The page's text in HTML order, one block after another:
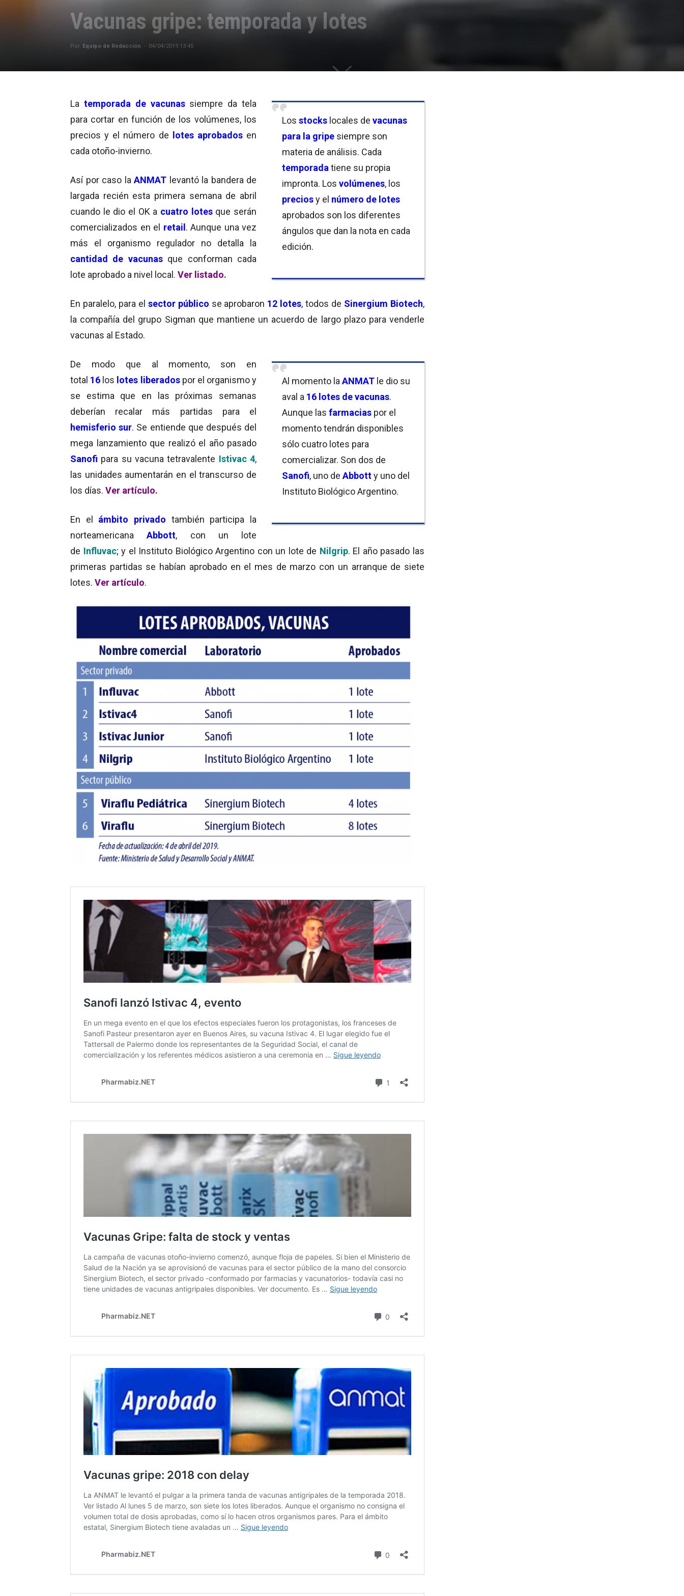
Vacunas gripe: temporada y lotes
Por Equipo de Redacción - 04/04/2019 13:45
Los stocks locales de vacunas
para la gripe siempre son
materia de análisis. Cada
temporada tiene su propia
impronta. Los volúmenes, los
preciosy el número de lotes
aprobados son los diferentes
ángulos que dan la nota en cada
edición.
La temporada de vacunassiempre da tela
para cortar en función de los volúmenes, los
precios y el número de lotes aprobadosen
cada otoño-invierno.
Así por caso la ANMAT levantó la bandera de
largada recién esta primera semana de abril
cuando le dio el OK a cuatro lotes que serán
comercializados en el retail. Aunque una vez
más el organismo regulador no detalla la
cantidad de vacunasque conforman cada
lote aprobado a nivel local. Ver listado.
En paralelo, para el sector público se aprobaron 12 lotes, todos de Sinergium Biotech,
la compañía del grupo Sigman que mantiene un acuerdo de largo plazo para venderle
vacunas al Estado.
Al momento la ANMAT le dio su
aval a 16 lotes de vacunas.
Aunque las farmacias por el
momento tendrán disponibles
sólo cuatro lotes para
comercializar. Son dos de
Sanofi, uno de Abbotty uno del
Instituto Biológico Argentino.
De modo que al momento, son en
total 16 los lotes liberadospor el organismo y
se estima que en las próximas semanas
deberían recalar más partidas para el
hemisferio sur. Se entiende que después del
mega lanzamiento que realizó el año pasado
Sanofi para su vacuna tetravalente Istivac 4,
las unidades aumentarán en el transcurso de
los días. Ver artículo.
En el ámbito privado también participa la
norteamericanaAbbott, con un lote
de Influvac; y el Instituto Biológico Argentino con un lote de Nilgrip. El año pasado las
primeras partidas se habían aprobado en el mes de marzo con un arranque de siete
lotes. Ver artículo.